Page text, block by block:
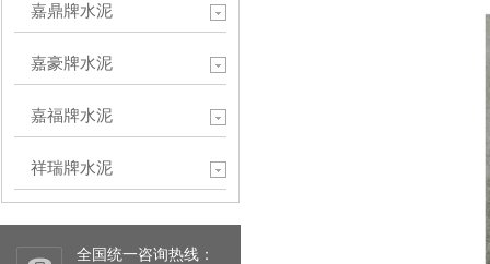
嘉鼎牌水泥
嘉豪牌水泥
嘉福牌水泥
祥瑞牌水泥
全国统一咨询热线：